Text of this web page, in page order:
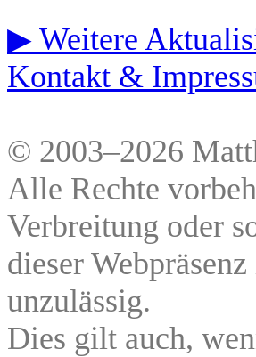
▶ Weitere
Kontakt &
© 2003–2026
Alle Rechte
Verbreitung oder
dieser
unzulässig.
Dies gilt auch,